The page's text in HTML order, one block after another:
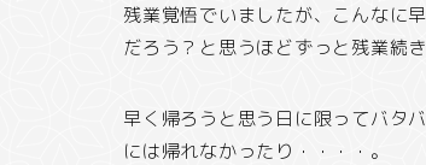
残業覚悟でいましたが、こんなに
だろう？と思うほどずっと残業続き
早く帰ろうと思う日に限ってバタ
には帰れなかったり・・・・。